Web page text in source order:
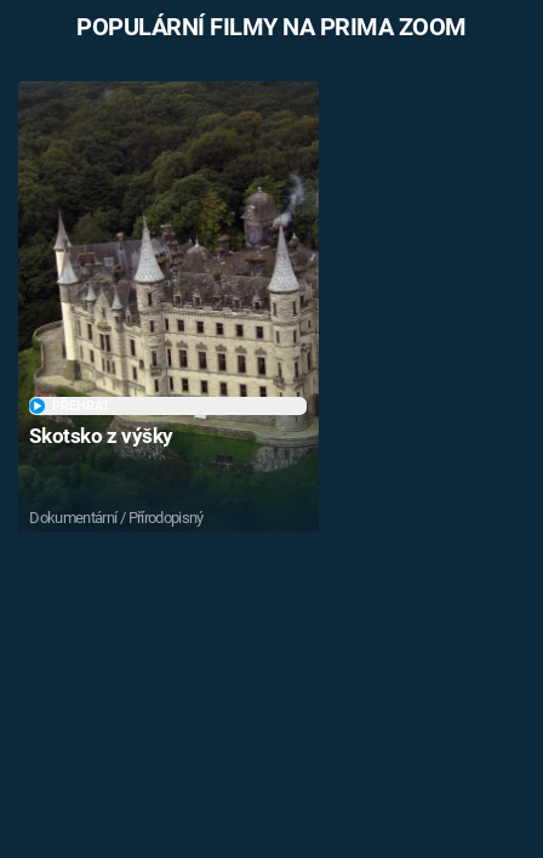
POPULÁRNÍ FILMY NA PRIMA ZOOM
Skotsko z výšky
Dokumentární / Přírodopisný